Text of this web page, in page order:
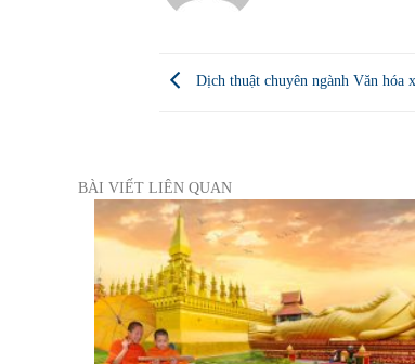
Dịch thuật chuyên ngành Văn hóa
BÀI VIẾT LIÊN QUAN